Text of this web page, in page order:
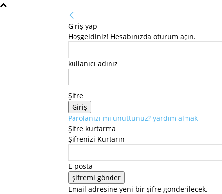
Giriş yap
Hoşgeldiniz! Hesabınızda oturum açın.
kullanıcı adınız
Şifre
Parolanızı mı unuttunuz? yardım almak
Şifre kurtarma
Şifrenizi Kurtarın
E-posta
Email adresine yeni bir şifre gönderilecek.